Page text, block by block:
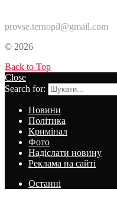
provse.ternopil@gmail.com
© 2026
Back to Top
Close
Search for:
Новини
Політика
Кримінал
Фото
Надіслати новину
Реклама на сайті
Останні